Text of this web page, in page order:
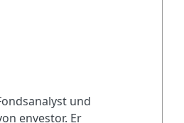
und
envestor. Er